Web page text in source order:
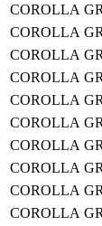
COROLLA GR
COROLLA GR
COROLLA GR
COROLLA GR
COROLLA GR
COROLLA GR
COROLLA GR
COROLLA GR
COROLLA GR
COROLLA GR